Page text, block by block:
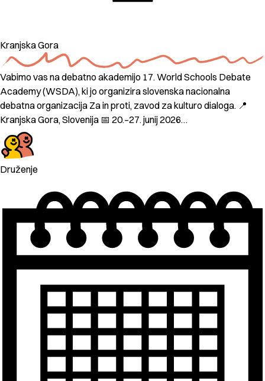
Kranjska Gora
Vabimo vas na debatno akademijo 17. World Schools Debate
Academy (WSDA), ki jo organizira slovenska nacionalna
debatna organizacija Za in proti, zavod za kulturo dialoga. 📍
Kranjska Gora, Slovenija 📅 20.–27. junij 2026…
Druženje